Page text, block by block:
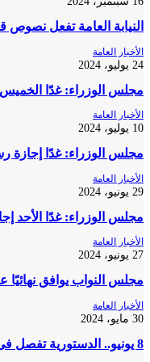
النيابة العامة تفعل نصوص
الأخبار العامة
24 يوليو، 2024
مجلس الوزراء: غدًا الخميس
الأخبار العامة
10 يوليو، 2024
مجلس الوزراء: غدًا إجازة
الأخبار العامة
29 يونيو، 2024
مجلس الوزراء: غدًا الأحد
الأخبار العامة
27 يونيو، 2024
مجلس النواب يوافق نهائيًا
الأخبار العامة
30 مايو، 2024
8 يونيو.. الدستورية تفصل فى دعوى بطلان تحديد 5 سنوات لقيد حق الإرث